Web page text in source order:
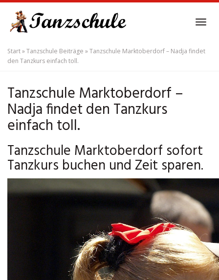
main
content
Start»Tanzschule Beiträge »Tanzschule Marktoberdorf – Nadja findet
den Tanzkurs einfach toll.
Tanzschule Marktoberdorf –
Nadja findet den Tanzkurs
einfach toll.
Tanzschule Marktoberdorf sofort
Tanzkurs buchen und Zeit sparen.